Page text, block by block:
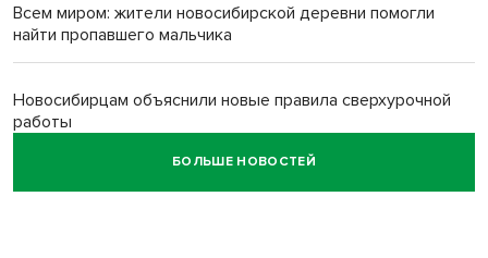
Всем миром: жители новосибирской деревни помогли
найти пропавшего мальчика
Новосибирцам объяснили новые правила сверхурочной
работы
БОЛЬШЕ НОВОСТЕЙ